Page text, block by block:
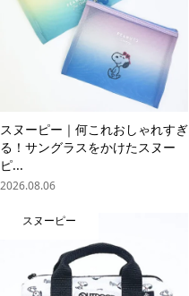
スヌーピー｜何これおしゃれすぎ
る！サングラスをかけたスヌー
ピ...
2026.08.06
スヌーピー